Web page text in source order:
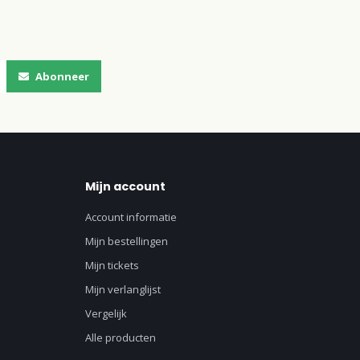
Abonneer
Mijn account
Account informatie
Mijn bestellingen
Mijn tickets
Mijn verlanglijst
Vergelijk
Alle producten